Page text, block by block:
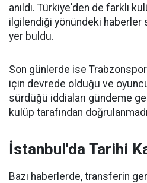
anıldı. Türkiye'den de farklı
ilgilendiği yönündeki haberler
yer buldu.
Son günlerde ise
için devrede olduğu ve
sürdüğü iddiaları gündeme
kulüp tarafından
İstanbul'da Tarihi
Bazı haberlerde, transferin